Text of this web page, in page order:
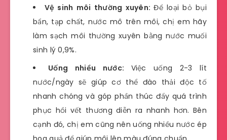
Vệ sinh môi thường xuyên:Để loại bỏ bụi
bẩn, tạp chất, nước mô trên môi, chị em hãy
làm sạch môi thường xuyên bằng nước muối
sinh lý 0,9%.
Uống nhiều nước: Việc uống 2-3 lít
nước/ngày sẽ giúp cơ thể đào thải độc tố
nhanh chóng và góp phần thúc đẩy quá trình
phục hồi vết thương diễn ra nhanh hơn. Bên
cạnh đó, chị em cũng nên uống nhiều nước ép